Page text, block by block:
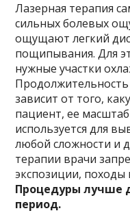
Лазерная терапия
сильных болевых
ощущают легкий
пощипывания. Для
нужные участки
Продолжительность
зависит от того,
пациент, ее
используется для
любой сложности и
терапии врачи
экспозиции, походы
Процедуры лучше
период.